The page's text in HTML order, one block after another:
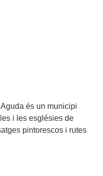
és un municipi
i les esglésies de
pintorescos i rutes